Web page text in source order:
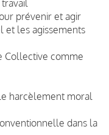
prévenir et agir
les agissements
Collective comme
harcèlement moral
dans la